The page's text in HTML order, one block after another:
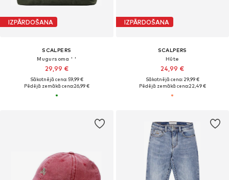
IZPĀRDOŠANA
SCALPERS
Mugursoma ' '
29,99 €
Sākotnējā cena: 59,99 €
Pēdējā zemākā cena:26,99 €
IZPĀRDOŠANA
SCALPERS
Hūte
24,99 €
Sākotnējā cena: 29,99 €
Pēdējā zemākā cena:22,49 €